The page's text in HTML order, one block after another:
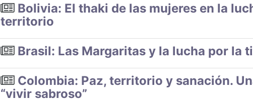
Bolivia: El thaki de las mujeres en la
territorio
Brasil: Las Margaritas y la lucha por la
Colombia: Paz, territorio y sanación.
“vivir sabroso”